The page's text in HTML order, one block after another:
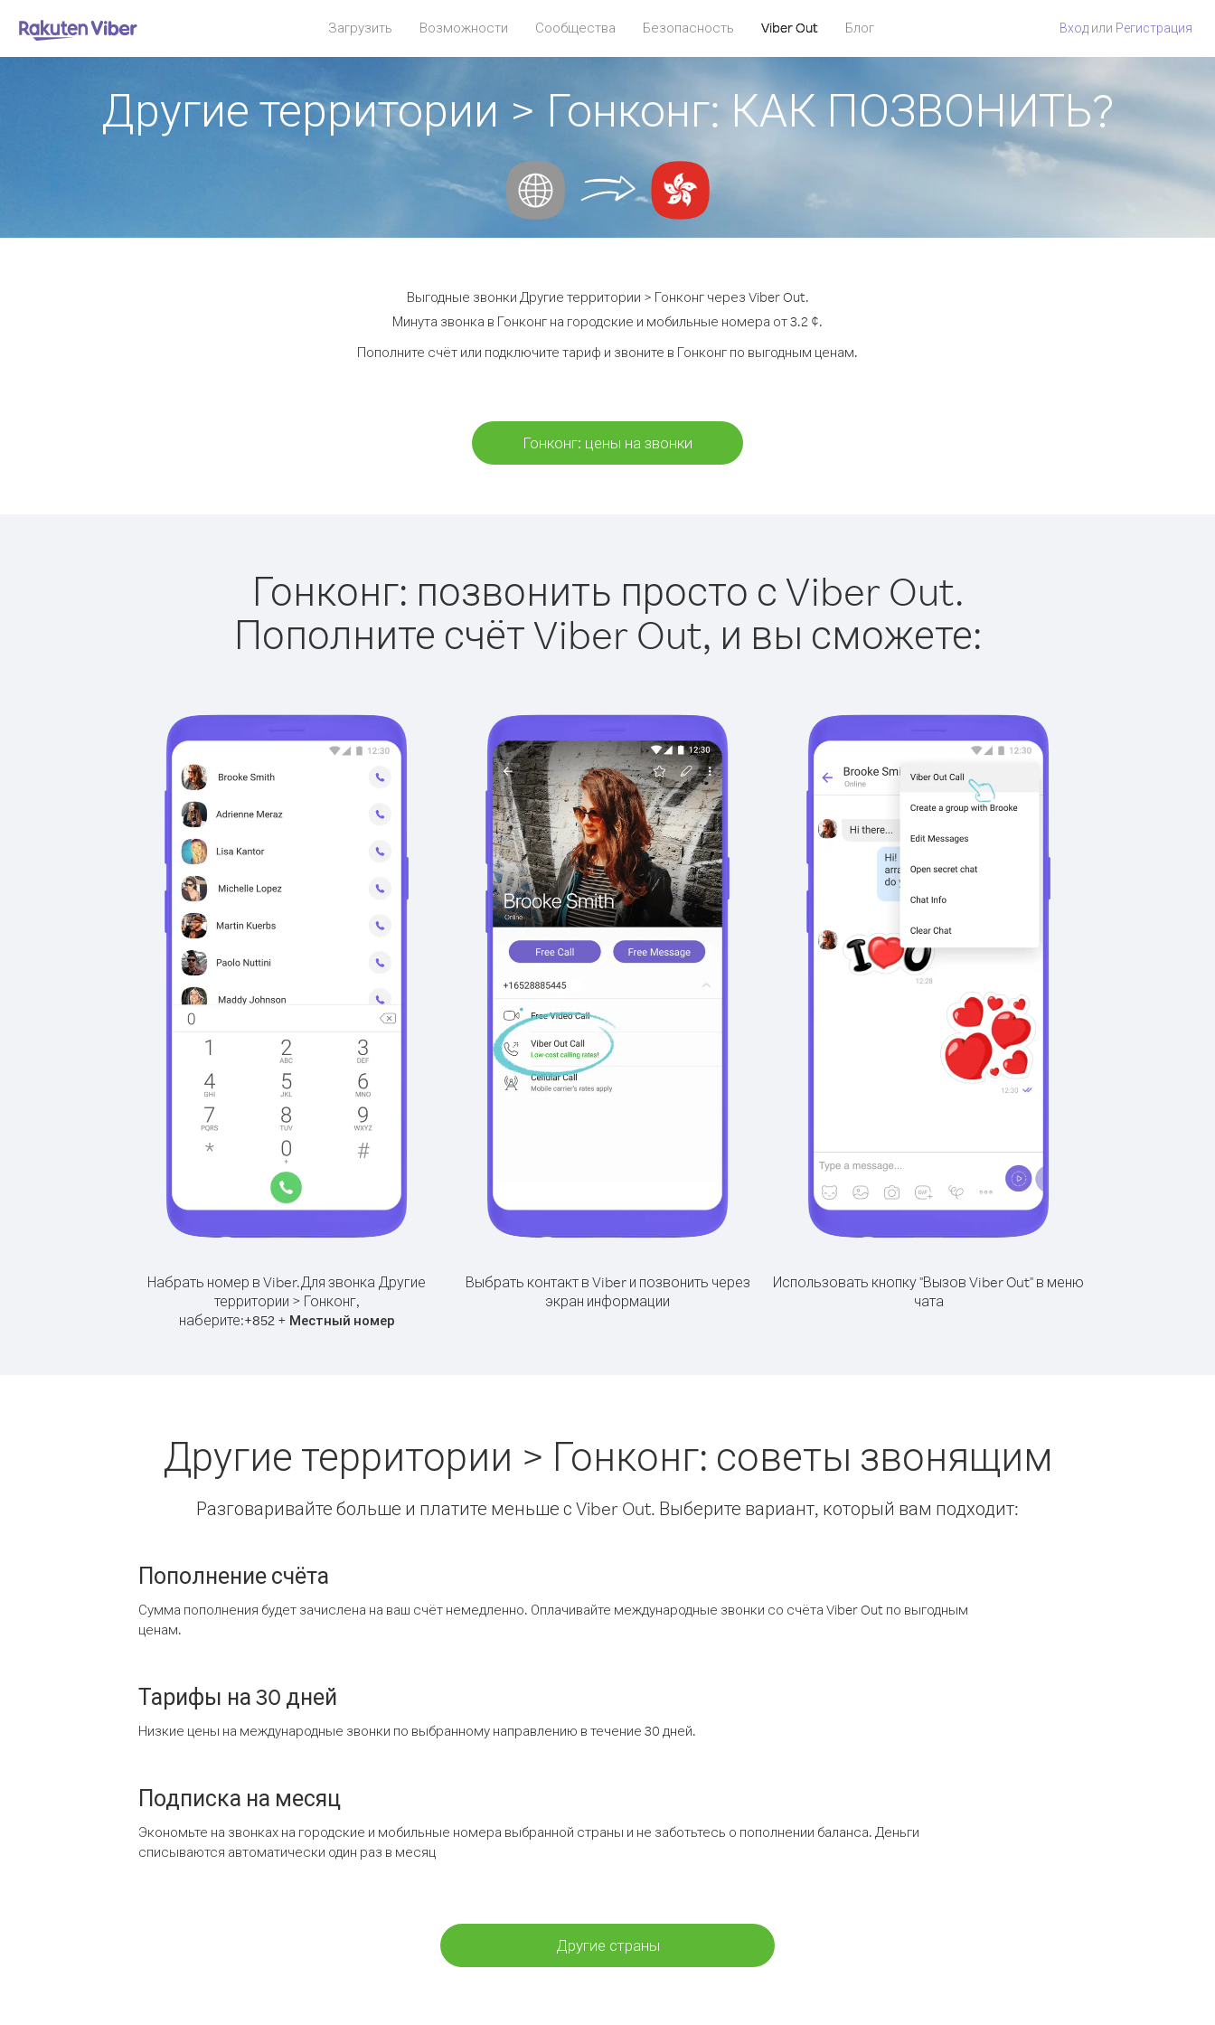
Загрузить Возможности Сообщества Безопасность Viber Out Блог Вход или Регистрация
Другие территории > Гонконг: КАК ПОЗВОНИТЬ?
Выгодные звонки Другие территории > Гонконг через Viber Out.
Минута звонка в Гонконг на городские и мобильные номера от 3.2 ¢.
Пополните счёт или подключите тариф и звоните в Гонконг по выгодным ценам.
Гонконг: цены на звонки
Гонконг: позвонить просто с Viber Out.
Пополните счёт Viber Out, и вы сможете:
Набрать номер в Viber.Для звонка Другие
территории > Гонконг,
наберите:+852+ Местный номер
Выбрать контакт в Viber и позвонить через
экран информации
Использовать кнопку "Вызов Viber Out" в меню
чата
Другие территории > Гонконг: советы звонящим
Разговаривайте больше и платите меньше с Viber Out. Выберите вариант, который вам подходит:
Пополнение счёта
Сумма пополнения будет зачислена на ваш счёт немедленно. Оплачивайте международные звонки со счёта Viber Out по выгодным
ценам.
Тарифы на 30 дней
Низкие цены на международные звонки по выбранному направлению в течение 30 дней.
Подписка на месяц
Экономьте на звонках на городские и мобильные номера выбранной страны и не заботьтесь о пополнении баланса. Деньги
списываются автоматически один раз в месяц
Другие страны